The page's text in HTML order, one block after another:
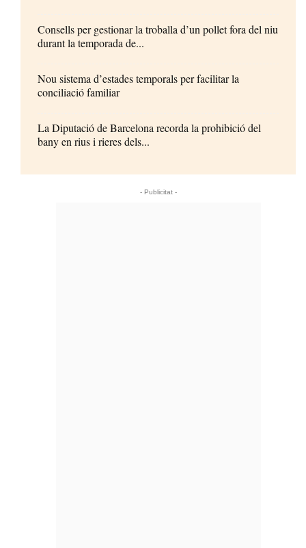
Consells per gestionar la troballa d’un pollet fora del niu
durant la temporada de...
Nou sistema d’estades temporals per facilitar la
conciliació familiar
La Diputació de Barcelona recorda la prohibició del
bany en rius i rieres dels...
- Publicitat -